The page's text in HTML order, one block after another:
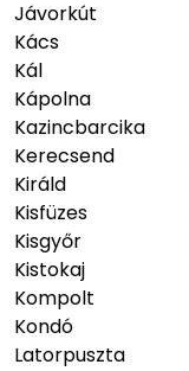
Jávorkút
Kács
Kál
Kápolna
Kazincbarcika
Kerecsend
Királd
Kisfüzes
Kisgyőr
Kistokaj
Kompolt
Kondó
Latorpuszta